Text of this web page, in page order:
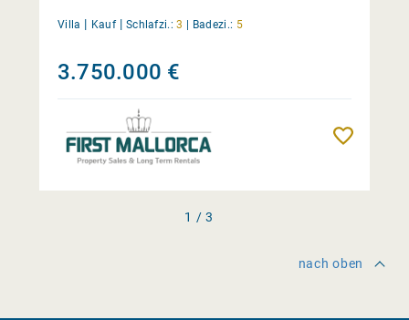
Villa | Kauf| Schlafzi.: 3 | Badezi.: 5
3.750.000 €
1 / 3
nach oben